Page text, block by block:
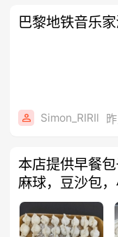
巴黎地铁音乐家
Simon_RIRIl
本店提供早餐
麻球，豆沙包
餐提